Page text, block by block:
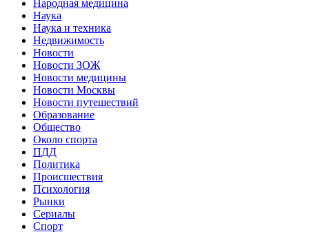
Народная медицина
Наука
Наука и техника
Недвижимость
Новости
Новости ЗОЖ
Новости медицины
Новости Москвы
Новости путешествий
Образование
Общество
Около спорта
ПДД
Политика
Происшествия
Психология
Рынки
Сериалы
Спорт